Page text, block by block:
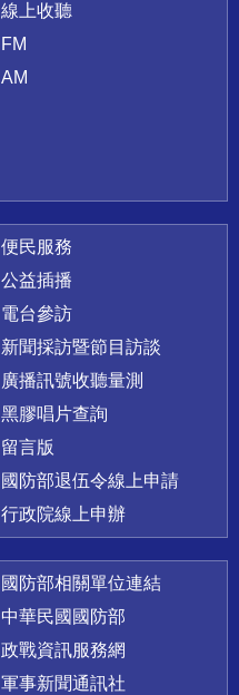
線上收聽
FM
AM
便民服務
公益插播
電台參訪
新聞採訪暨節目訪談
廣播訊號收聽量測
黑膠唱片查詢
留言版
國防部退伍令線上申請
行政院線上申辦
國防部相關單位連結
中華民國國防部
政戰資訊服務網
軍事新聞通訊社